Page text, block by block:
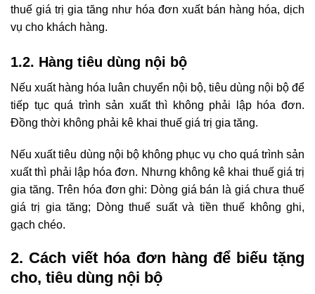
thuế giá trị gia tăng như hóa đơn xuất bán hàng hóa, dịch
vụ cho khách hàng.
1.2. Hàng tiêu dùng nội bộ
Nếu xuất hàng hóa luân chuyển nội bộ, tiêu dùng nội bộ để
tiếp tục quá trình sản xuất thì không phải lập hóa đơn.
Đồng thời không phải kê khai thuế giá trị gia tăng.
Nếu xuất tiêu dùng nội bộ không phục vụ cho quá trình sản
xuất thì phải lập hóa đơn. Nhưng không kê khai thuế giá trị
gia tăng. Trên hóa đơn ghi: Dòng giá bán là giá chưa thuế
giá trị gia tăng; Dòng thuế suất và tiền thuế không ghi,
gạch chéo.
2. Cách viết hóa đơn hàng để biếu tặng
cho, tiêu dùng nội bộ